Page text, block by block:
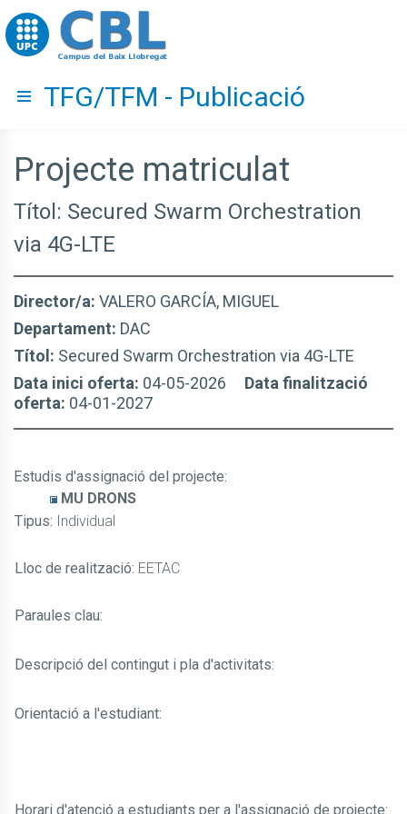
Go to upc.edu
Hide menu
TFG/TFM - Publicació
Projecte matriculat
Títol: Secured Swarm Orchestration
via 4G-LTE
Director/a: VALERO GARCÍA, MIGUEL
Departament: DAC
Títol: Secured Swarm Orchestration via 4G-LTE
Data inici oferta: 04-05-2026 Data finalització
oferta: 04-01-2027
Estudis d'assignació del projecte:
MU DRONS
Tipus: Individual
Lloc de realització: EETAC
Paraules clau:
Descripció del contingut i pla d'activitats:
Orientació a l'estudiant:
Horari d'atenció a estudiants per a l'assignació de projecte: